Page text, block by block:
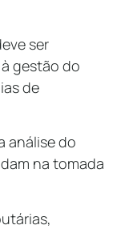
ser
gestão do
de
análise do
na tomada